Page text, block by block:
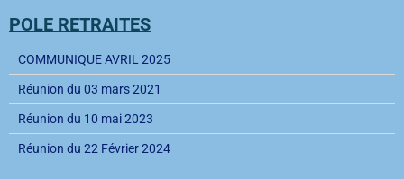
POLE RETRAITES
COMMUNIQUE AVRIL 2025
Réunion du 03 mars 2021
Réunion du 10 mai 2023
Réunion du 22 Février 2024